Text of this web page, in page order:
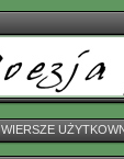
WIERSZE